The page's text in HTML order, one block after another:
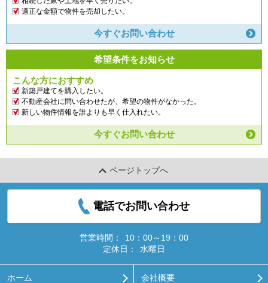
適正な金額で物件を売却したい。
今すぐお問い合わせ
希望条件をお知らせ
こんな方におすすめ
新築戸建てを購入したい。
不動産会社に問い合わせたが、希望の物件がなかった。
新しい物件情報を誰よりも早く仕入れたい。
今すぐお問い合わせ
ページトップへ
電話でお問い合わせ
営業時間：
10：00～19：00
定休日：
水曜日
ホーム 会社概要